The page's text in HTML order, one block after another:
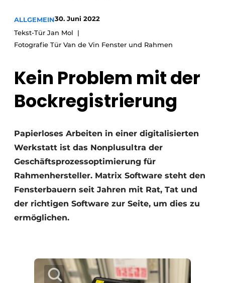
Einladung zu einem Rundtischgespräch - 20 Jahre
Ein Stellenangebot registrieren
Videos
Werben
ALLGEMEIN30. Juni 2022
Tekst-Tür Jan Mol
Fotografie Tür Van de Vin Fenster und Rahmen
Kein Problem mit der
Bockregistrierung
Papierloses Arbeiten in einer digitalisierten
Werkstatt ist das Nonplusultra der
Geschäftsprozessoptimierung für
Rahmenhersteller. Matrix Software steht den
Fensterbauern seit Jahren mit Rat, Tat und
der richtigen Software zur Seite, um dies zu
ermöglichen.